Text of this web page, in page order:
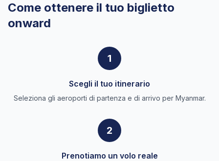
Come ottenere il tuo biglietto
onward
1
Scegli il tuo itinerario
Seleziona gli aeroporti di partenza e di arrivo per Myanmar.
2
Prenotiamo un volo reale